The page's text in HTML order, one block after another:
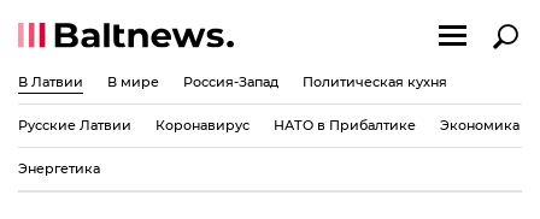
В Латвии В мире Россия-Запад Политическая кухня
Русские Латвии Коронавирус НАТО в Прибалтике Экономика
Энергетика